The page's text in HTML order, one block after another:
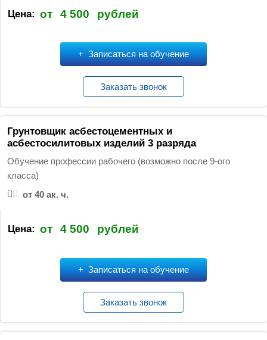
Цена: от 4 500 рублей
Записаться на обучение
Заказать звонок
Грунтовщик асбестоцементных и
асбестосилитовых изделий 3 разряда
Обучение профессии рабочего (возможно после 9-ого
класса)
от 40 ак. ч.
Цена: от 4 500 рублей
Записаться на обучение
Заказать звонок